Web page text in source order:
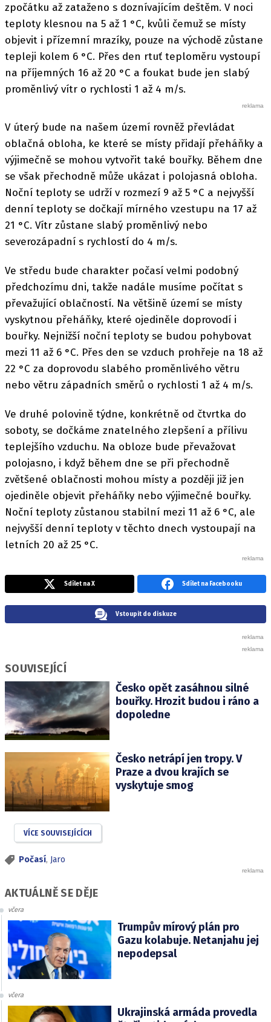
zpočátku až zataženo s doznívajícím deštěm. V noci
teploty klesnou na 5 až 1 °C, kvůli čemuž se místy
objevit i přízemní mrazíky, pouze na východě zůstane
tepleji kolem 6 °C. Přes den rtuť teploměru vystoupí
na příjemných 16 až 20 °C a foukat bude jen slabý
proměnlivý vítr o rychlosti 1 až 4 m/s.
V úterý bude na našem území rovněž převládat
oblačná obloha, ke které se místy přidají přeháňky a
výjimečně se mohou vytvořit také bouřky. Během dne
se však přechodně může ukázat i polojasná obloha.
Noční teploty se udrží v rozmezí 9 až 5 °C a nejvyšší
denní teploty se dočkají mírného vzestupu na 17 až
21 °C. Vítr zůstane slabý proměnlivý nebo
severozápadní s rychlostí do 4 m/s.
Ve středu bude charakter počasí velmi podobný
předchozímu dni, takže nadále musíme počítat s
převažující oblačností. Na většině území se místy
vyskytnou přeháňky, které ojediněle doprovodí i
bouřky. Nejnižší noční teploty se budou pohybovat
mezi 11 až 6 °C. Přes den se vzduch prohřeje na 18 až
22 °C za doprovodu slabého proměnlivého větru
nebo větru západních směrů o rychlosti 1 až 4 m/s.
Ve druhé polovině týdne, konkrétně od čtvrtka do
soboty, se dočkáme znatelného zlepšení a přílivu
teplejšího vzduchu. Na obloze bude převažovat
polojasno, i když během dne se při přechodně
zvětšené oblačnosti mohou místy a později již jen
ojediněle objevit přeháňky nebo výjimečné bouřky.
Noční teploty zůstanou stabilní mezi 11 až 6 °C, ale
nejvyšší denní teploty v těchto dnech vystoupají na
letních 20 až 25 °C.
Sdílet na X Sdílet na Facebooku
Vstoupit do diskuze
SOUVISEJÍCÍ
Česko opět zasáhnou silné
bouřky. Hrozit budou i ráno a
dopoledne
Česko netrápí jen tropy. V
Praze a dvou krajích se
vyskytuje smog
VÍCE SOUVISEJÍCÍCH
Počasí, Jaro
AKTUÁLNĚ SE DĚJE
včera
Trumpův mírový plán pro
Gazu kolabuje. Netanjahu jej
nepodepsal
včera
Ukrajinská armáda provedla